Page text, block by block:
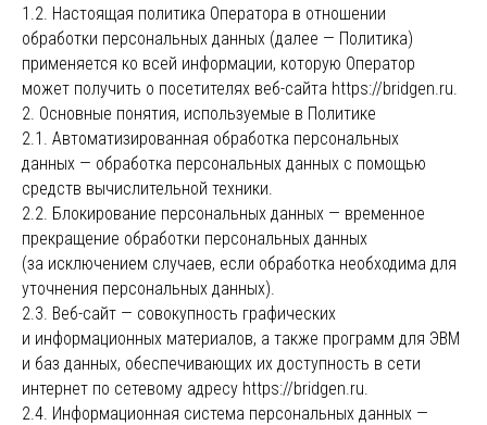
1.2. Настоящая политика Оператора в отношении
обработки персональных данных (далее — Политика)
применяется ко всей информации, которую Оператор
может получить о посетителях веб-сайта https://bridgen.ru.
2. Основные понятия, используемые в Политике
2.1. Автоматизированная обработка персональных
данных — обработка персональных данных с помощью
средств вычислительной техники.
2.2. Блокирование персональных данных — временное
прекращение обработки персональных данных
(за исключением случаев, если обработка необходима для
уточнения персональных данных).
2.3. Веб-сайт — совокупность графических
и информационных материалов, а также программ для ЭВМ
и баз данных, обеспечивающих их доступность в сети
интернет по сетевому адресу https://bridgen.ru.
2.4. Информационная система персональных данных —